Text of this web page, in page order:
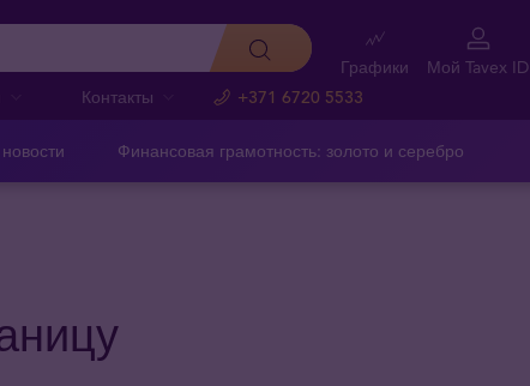
Контакты +371 6720 5533
Графики Мой Tavex ID
Финансовая грамотность: золото и серебро